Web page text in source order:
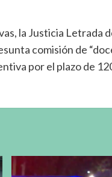
la Justicia Letrada
comisión de
por el plazo de